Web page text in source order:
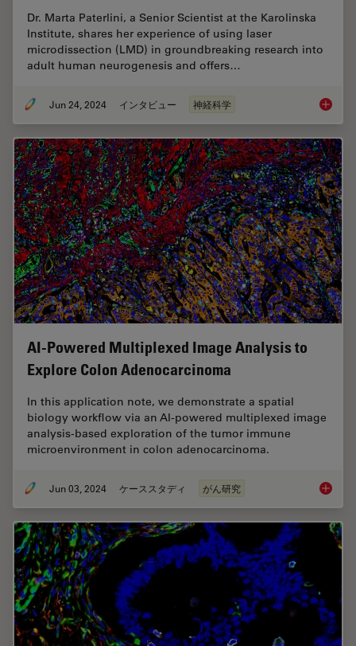
Dr. Marta Paterlini, a Senior Scientist at the Karolinska
Institute, shares her experience of using laser
microdissection (LMD) in groundbreaking research into
adult human neurogenesis and offers…
Jun 24, 2024 インタビュー 神経科学 How
AI-Powered Multiplexed Image Analysis to
Explore Colon Adenocarcinoma
In this application note, we demonstrate a spatial
biology workflow via an AI-powered multiplexed image
analysis-based exploration of the tumor immune
microenvironment in colon adenocarcinoma.
Jun 03, 2024 ケーススタディ がん研究 AI-